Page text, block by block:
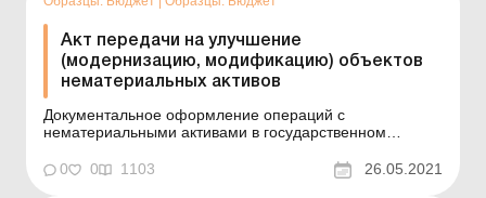
Акт передачи на улучшение
(модернизацию, модификацию) объектов
нематериальных активов
Документальное оформление операций с
нематериальными активами в государственном
реконструкцию и модернизацию основных средств
(для субъектов государственного сектора)
0 0 1103 26.05.2021